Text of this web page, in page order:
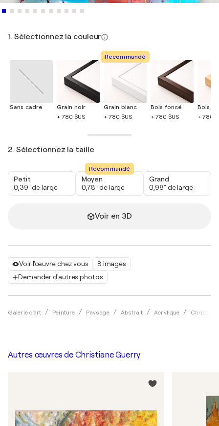
Voir l'œuvre chez vous
8 images
Demander d'autres photos
Galerie d'art Peinture Paysage Abstrait Acrylique
1. Sélectionnez la couleur
Sans cadre
Grain noir
+ 780 $US
Recommandé
Grain blanc
+ 780 $US
Bois foncé
+ 780 $US
Bois
+ 780
2. Sélectionnez la taille
Petit
0,39" de large
Recommandé
Moyen
0,78" de large
Grand
0,98" de large
Voir en 3D
Autres œuvres de Christiane Guerry